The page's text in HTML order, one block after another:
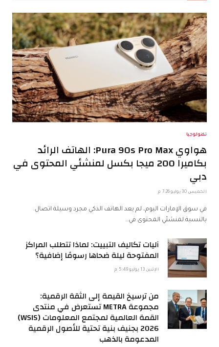
تكنولوجيا
هواوي Pura 90s Pro Max: الهاتف الرائد
بكاميرا 200 ميجا بكسل لمنشئي المحتوى في
دبي
الخميس 30 يوليو 7:26 م
في سوق الإمارات اليوم، لم يعد الهاتف الذكي مجرد وسيلة اتصال.
بالنسبة لمنشئي المحتوى في…
آليات تكاليف التبييت: لماذا تتطلب المراكز
المفتوحة ليلة ضحاها رسومًا إضافية؟
الإثنين 13 يوليو 5:49 م
من ترسيخ القيمة إلى الثقة الرقمية:
مجموعة METRA تستعرض في منتدى
القمة العالمية لمجتمع المعلومات (WSIS)
2026 بجنيف بنية تحتية للأصول الرقمية
المدعومة بالذهب